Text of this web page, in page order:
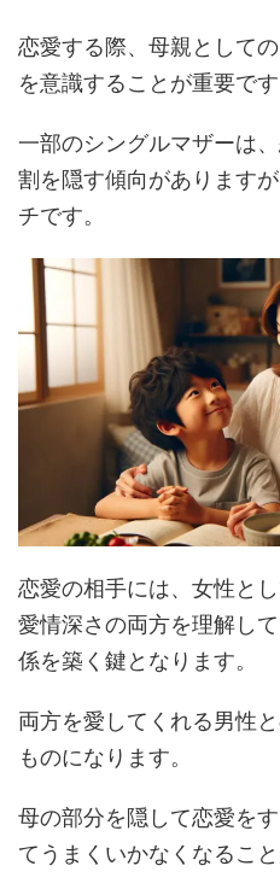
恋愛する際、母親として
を意識することが重要です
一部のシングルマザーは
割を隠す傾向があります
チです。
恋愛の相手には、女性と
愛情深さの両方を理解し
係を築く鍵となります。
両方を愛してくれる男性
ものになります。
母の部分を隠して恋愛を
てうまくいかなくなること